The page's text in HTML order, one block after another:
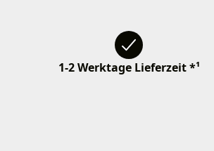
1-2 Werktage Lieferzeit *¹